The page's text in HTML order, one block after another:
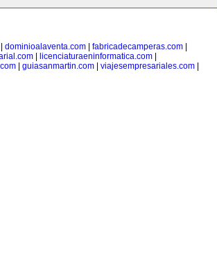
dominioalaventa.com fabricadecamperas.com
licenciaturaeninformatica.com
| guiasanmartin.com| viajesempresariales.com|